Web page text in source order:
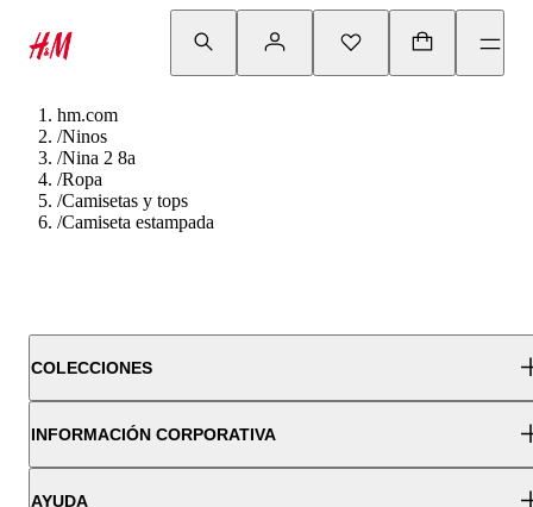
hm.com
/Ninos
/Nina 2 8a
/Ropa
/Camisetas y tops
/Camiseta estampada
COLECCIONES
INFORMACIÓN CORPORATIVA
AYUDA